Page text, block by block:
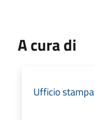
A cura di
Ufficio stampa